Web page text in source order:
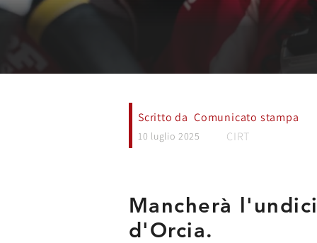
Scritto da Comunicato stampa
10 luglio 2025 CIRT
Mancherà
d'Orcia.